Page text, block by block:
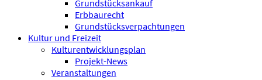
Grundstücksankauf
Erbbaurecht
Grundstücksverpachtungen
Kultur und Freizeit
Kulturentwicklungsplan
Projekt-News
Veranstaltungen